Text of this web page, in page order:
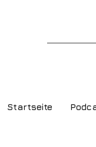
Startseite